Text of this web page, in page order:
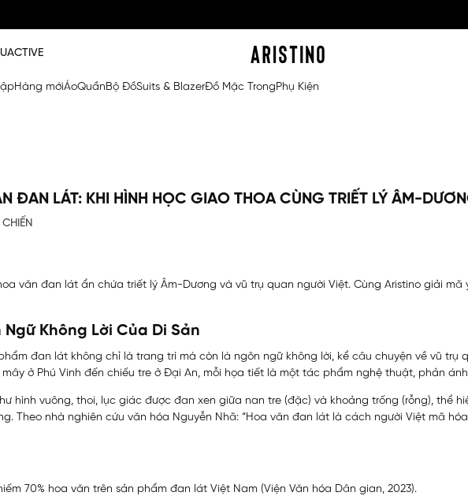
ACTIVE
Hàng mớiÁoQuầnBộ ĐồSuits & BlazerĐồ Mặc TrongPhụ Kiện
ĐAN LÁT: KHI HÌNH HỌC GIAO THOA CÙNG TRIẾT LÝ ÂM-
văn đan lát ẩn chứa triết lý Âm-Dương và vũ trụ quan người Việt. Cùng Aristino giải
Ngữ Không Lời Của Di Sản
đan lát không chỉ là trang trí mà còn là ngôn ngữ không lời, kể câu chuyện về vũ trụ
mây ở Phú Vinh đến chiếu tre ở Đại An, mỗi họa tiết là một tác phẩm nghệ thuật, phản
hình vuông, thoi, lục giác được đan xen giữa nan tre (đặc) và khoảng trống (rỗng), thể
Theo nhà nghiên cứu văn hóa Nguyễn Nhã: “Hoa văn đan lát là cách người Việt mã
70% hoa văn trên sản phẩm đan lát Việt Nam (Viện Văn hóa Dân gian, 2023).